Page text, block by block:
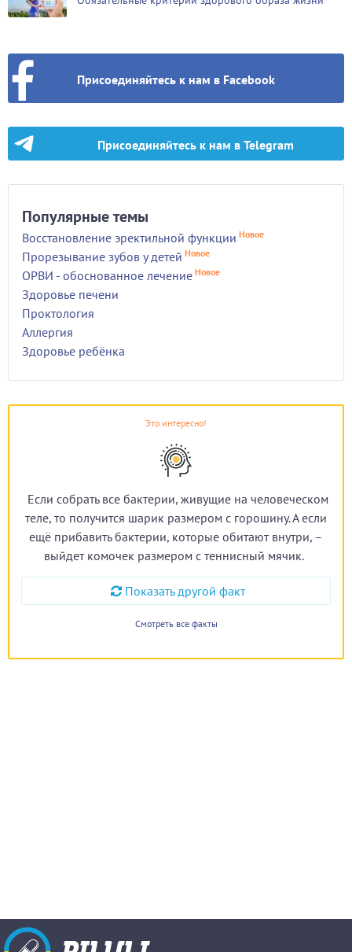
Присоединяйтесь к нам в Facebook
Присоединяйтесь к нам в Telegram
Популярные темы
Восстановление эректильной функции Новое
Прорезывание зубов у детей Новое
ОРВИ - обоснованное лечение Новое
Здоровье печени
Проктология
Аллергия
Здоровье ребёнка
Это интересно!
Если собрать все бактерии, живущие на человеческом
теле, то получится шарик размером с горошину. А если
ещё прибавить бактерии, которые обитают внутри, –
выйдет комочек размером с теннисный мячик.
Показать другой факт
Смотреть все факты